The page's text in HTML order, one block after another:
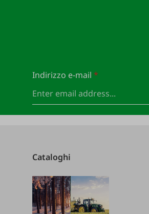
Indirizzo e-mail *
Cataloghi